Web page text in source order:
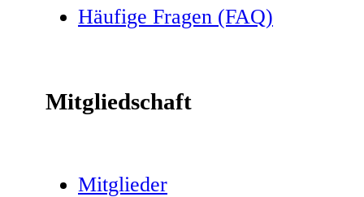
Häufige Fragen (FAQ)
Mitgliedschaft
Mitglieder